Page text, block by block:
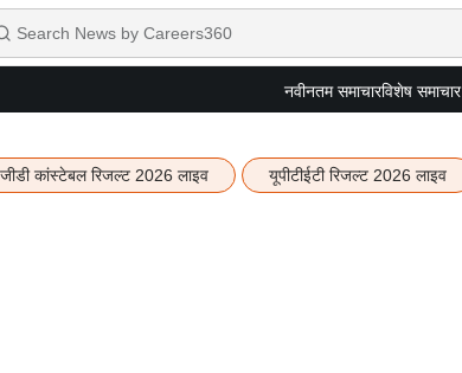
नवीनतम समाचारविशेष समाचार
कांस्टेबल रिजल्ट 2026 लाइव यूपीटीईटी रिजल्ट 2026 लाइव